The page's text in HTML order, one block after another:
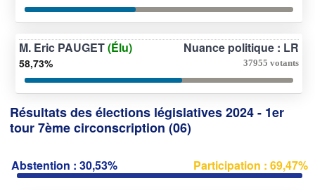
M. Eric PAUGET(Élu) Nuance politique : LR
58,73% 37955 votants
Résultats des élections législatives 2024 - 1er
tour 7ème circonscription (06)
Abstention : 30,53% Participation : 69,47%